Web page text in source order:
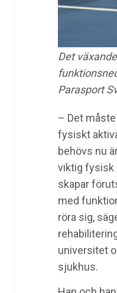
Det
Parasport
– Det
fysiskt
behövs nu
viktig fysisk
skapar
med
röra sig,
universitet
sjukhus.